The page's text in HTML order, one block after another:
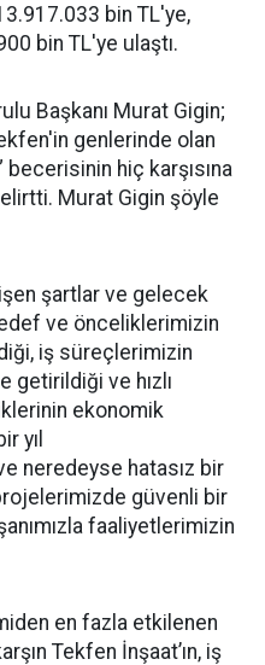
bin TL'ye,
bin TL'ye ulaştı.
Başkanı Murat Gigin;
genlerinde olan
hiç karşısına
Murat Gigin şöyle
şartlar ve gelecek
ve önceliklerimizin
iş süreçlerimizin
getirildiği ve hızlı
ekonomik
yıl
neredeyse hatasız bir
güvenli bir
faaliyetlerimizin
en fazla etkilenen
Tekfen İnşaat’ın, iş